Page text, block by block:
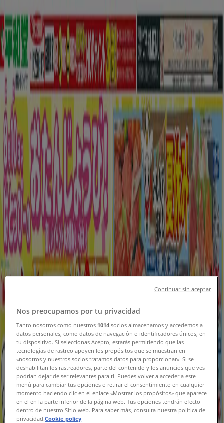
あなたはここにいる：
足立区
Featuredスーパーマーケット ファッション
ホームセンター&
ペット
ドラッグストア家電レストランカラオケ & エンター
テイメントスポーツ おもちゃ&子供向け商品 車&モーターバ
イク
足立区 のトップカタログ
今日で期限切れ
ヨークベニマル
今日で期限切れ 足立区
ヤマダ電機
あなたのための私たちの最高のオファー
8/14 日まで有効足立区
新規
Nos preocupamos por tu privacidad
Tanto nosotros como nuestros 1014 socios almacenamos y accedemos a
datos personales, como datos de navegación o identificadores únicos, en
tu dispositivo. Si seleccionas Acepto, estarás permitiendo que las
tecnologías de rastreo apoyen los propósitos que se muestran en
«nosotros y nuestros socios tratamos datos para proporcionar». Si se
deshabilitan los rastreadores, parte del contenido y los anuncios que ves
podrían dejar de ser relevantes para ti. Puedes volver a acceder a este
menú para cambiar tus opciones o retirar el consentimiento en cualquier
momento haciendo clic en el enlace «Mostrar los propósitos» que aparece
en el en la parte inferior de la página web. Tus opciones tendrán efecto
dentro de nuestro Sitio web. Para saber más, consulta nuestra política de
privacidad.Cookie policy
Continuar sin aceptar